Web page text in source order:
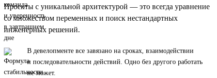
Проекты с уникальной архитектурой — это всегда уравнение
со множеством переменных и поиск нестандартных
инженерных решений.
В девелопменте все завязано на сроках, взаимодействии
и последовательности действий. Одно без другого работать
не может.